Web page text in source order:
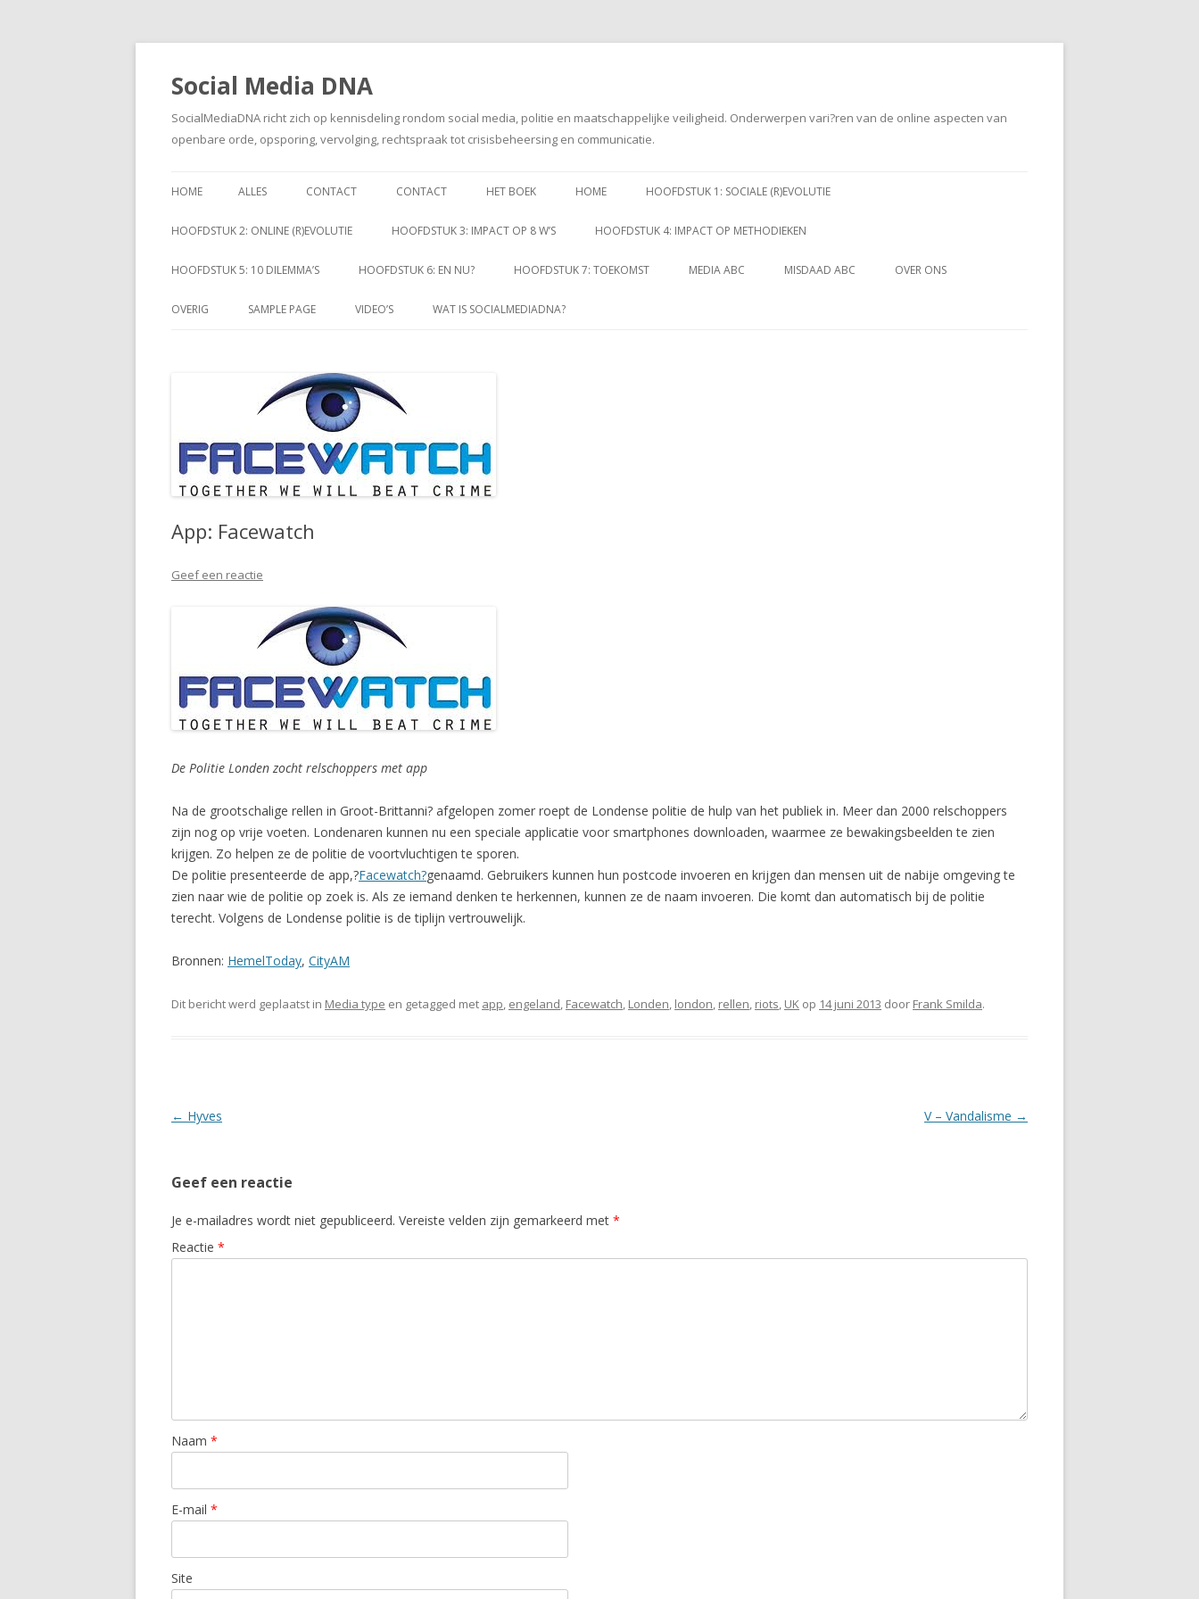
Social Media DNA
SocialMediaDNA richt zich op kennisdeling rondom social media, politie en maatschappelijke veiligheid. Onderwerpen vari?ren van de online aspecten van
openbare orde, opsporing, vervolging, rechtspraak tot crisisbeheersing en communicatie.
naar
HOME ALLES CONTACT CONTACT HET BOEK HOME HOOFDSTUK 1: SOCIALE (R)EVOLUTIE
HOOFDSTUK 2: ONLINE (R)EVOLUTIE HOOFDSTUK 3: IMPACT OP 8 W’S HOOFDSTUK 4: IMPACT OP METHODIEKEN
HOOFDSTUK 5: 10 DILEMMA’S HOOFDSTUK 6: EN NU? HOOFDSTUK 7: TOEKOMST MEDIA ABC MISDAAD ABC OVER ONS
OVERIG SAMPLE PAGE VIDEO’S WAT IS SOCIALMEDIADNA?
App: Facewatch
Geef een reactie
De Politie Londen zocht relschoppers met app
Na de grootschalige rellen in Groot-Brittanni? afgelopen zomer roept de Londense politie de hulp van het publiek in. Meer dan 2000 relschoppers
zijn nog op vrije voeten. Londenaren kunnen nu een speciale applicatie voor smartphones downloaden, waarmee ze bewakingsbeelden te zien
krijgen. Zo helpen ze de politie de voortvluchtigen te sporen.
De politie presenteerde de app,?Facewatch?genaamd. Gebruikers kunnen hun postcode invoeren en krijgen dan mensen uit de nabije omgeving te
zien naar wie de politie op zoek is. Als ze iemand denken te herkennen, kunnen ze de naam invoeren. Die komt dan automatisch bij de politie
terecht. Volgens de Londense politie is de tiplijn vertrouwelijk.
Bronnen: HemelToday, CityAM
Dit bericht werd geplaatst in Media type en getagged met app, engeland, Facewatch, Londen, london, rellen, riots, UK op 14 juni 2013 door Frank Smilda.
Berichtnavigatie
← Hyves V – Vandalisme →
Geef een reactie
Je e-mailadres wordt niet gepubliceerd. Vereiste velden zijn gemarkeerd met *
Reactie *
Naam *
E-mail *
Site